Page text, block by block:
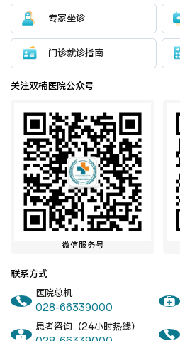
健康管理体检
医技科室
专家团队
专家坐诊
门诊就诊指南
关注双楠医院公众号
微信服务号
联系方式
医院总机
028-66339000
患者咨询（24小时热线）